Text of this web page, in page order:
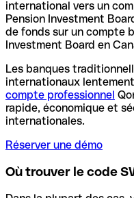
international vers un
Pension Investment
de fonds sur un compte
Investment Board en
Les banques
internationaux
compte professionnel
rapide, économique et
internationales.
Réserver une démo
Où trouver le code